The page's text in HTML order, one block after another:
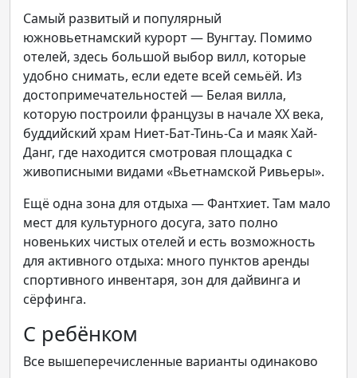
Самый развитый и популярный
южновьетнамский курорт — Вунгтау. Помимо
отелей, здесь большой выбор вилл, которые
удобно снимать, если едете всей семьёй. Из
достопримечательностей — Белая вилла,
которую построили французы в начале XX века,
буддийский храм Ниет-Бат-Тинь-Са и маяк Хай-
Данг, где находится смотровая площадка с
живописными видами «Вьетнамской Ривьеры».
Ещё одна зона для отдыха — Фантхиет. Там мало
мест для культурного досуга, зато полно
новеньких чистых отелей и есть возможность
для активного отдыха: много пунктов аренды
спортивного инвентаря, зон для дайвинга и
сёрфинга.
С ребёнком
Все вышеперечисленные варианты одинаково